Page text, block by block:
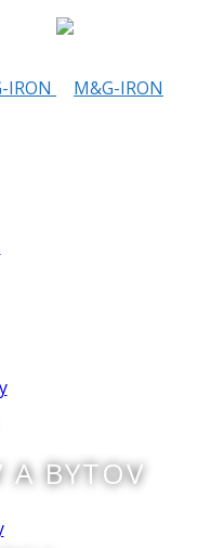
A BYTOV